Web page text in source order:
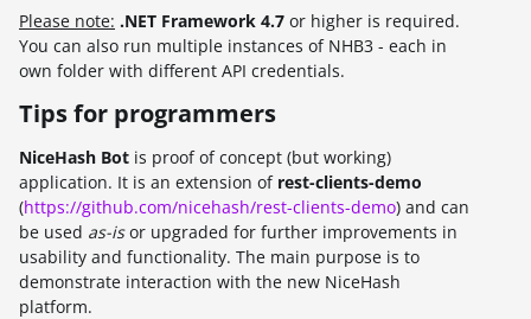
Please note: .NET Framework 4.7 or higher is required.
You can also run multiple instances of NHB3 - each in
own folder with different API credentials.
Tips for programmers
NiceHash Bot is proof of concept (but working)
application. It is an extension of rest-clients-demo
(https://github.com/nicehash/rest-clients-demo) and can
be used as-isor upgraded for further improvements in
usability and functionality. The main purpose is to
demonstrate interaction with the new NiceHash
platform.